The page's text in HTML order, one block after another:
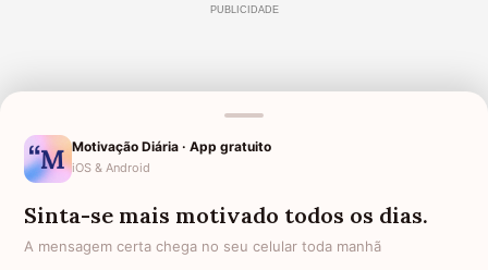
Motivação Diária · App gratuito
iOS & Android
Sinta-se mais motivado todos os dias.
A mensagem certa chega no seu celular toda manhã